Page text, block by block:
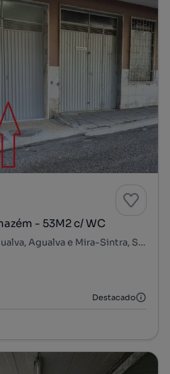
- 53M2 c/ WC
Avenida de Santa Maria, Agualva, Agualva e Mira-Sintra, Sintra, Lisboa
Destacado